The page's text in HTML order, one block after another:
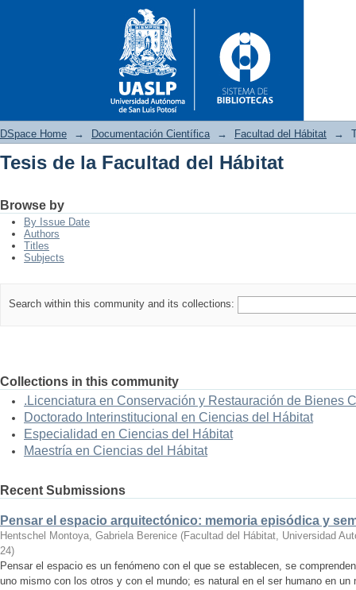
DSpace Home → Documentación Científica → Facultad del Hábitat →
Tesis de la Facultad del Hábitat
Browse by
By Issue Date
Authors
Titles
Subjects
Search within this community and its collections:
Collections in this community
.Licenciatura en Conservación y Restauración de Bienes
Doctorado Interinstitucional en Ciencias del Hábitat
Especialidad en Ciencias del Hábitat
Maestría en Ciencias del Hábitat
Recent Submissions
Pensar el espacio arquitectónico: memoria episódica y
Hentschel Montoya, Gabriela Berenice (Facultad del Hábitat, Universidad
24)
Pensar el espacio es un fenómeno con el que se establecen, se
uno mismo con los otros y con el mundo; es natural en el ser humano en